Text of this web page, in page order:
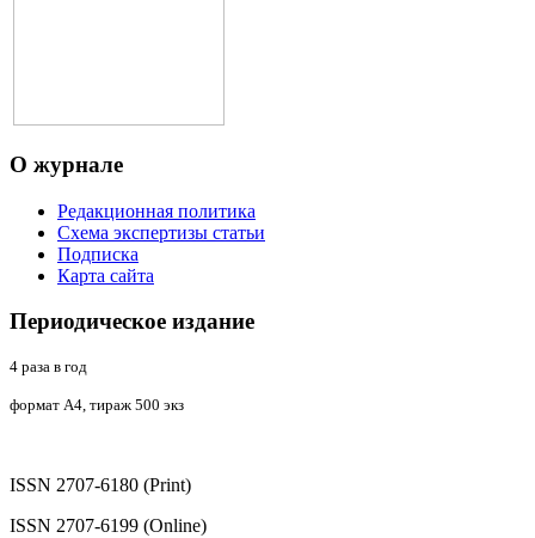
О журнале
Редакционная политика
Схема экспертизы статьи
Подписка
Карта сайта
Периодическое издание
4 раза в год
формат А4, тираж 500 экз
ISSN 2707-6180 (Print)
ISSN 2707-6199 (Online)